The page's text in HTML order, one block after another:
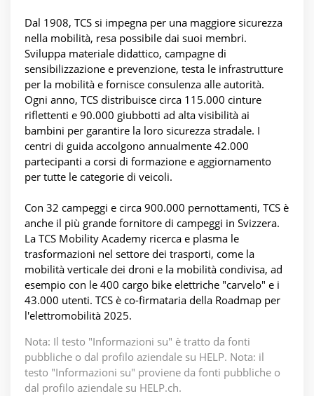
Dal 1908, TCS si impegna per una maggiore sicurezza
nella mobilità, resa possibile dai suoi membri.
Sviluppa materiale didattico, campagne di
sensibilizzazione e prevenzione, testa le infrastrutture
per la mobilità e fornisce consulenza alle autorità.
Ogni anno, TCS distribuisce circa 115.000 cinture
riflettenti e 90.000 giubbotti ad alta visibilità ai
bambini per garantire la loro sicurezza stradale. I
centri di guida accolgono annualmente 42.000
partecipanti a corsi di formazione e aggiornamento
per tutte le categorie di veicoli.
Con 32 campeggi e circa 900.000 pernottamenti, TCS è
anche il più grande fornitore di campeggi in Svizzera.
La TCS Mobility Academy ricerca e plasma le
trasformazioni nel settore dei trasporti, come la
mobilità verticale dei droni e la mobilità condivisa, ad
esempio con le 400 cargo bike elettriche "carvelo" e i
43.000 utenti. TCS è co-firmataria della Roadmap per
l'elettromobilità 2025.
Nota: Il testo "Informazioni su" è tratto da fonti
pubbliche o dal profilo aziendale su HELP. Nota: il
testo "Informazioni su" proviene da fonti pubbliche o
dal profilo aziendale su HELP.ch.